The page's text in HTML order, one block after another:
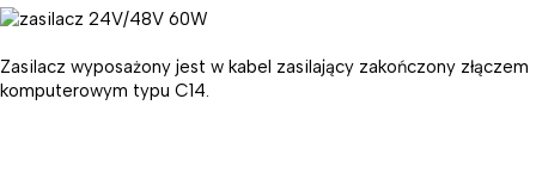
Zasilacz wyposażony jest w kabel zasilający zakończony złączem
komputerowym typu C14.